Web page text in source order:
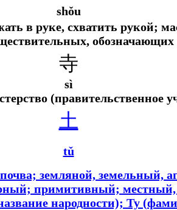
shǒu
в руке, схватить рукой;
寺
sì
(правительственное
土
tǔ
земляной, земельный,
примитивный;
народности); Ту